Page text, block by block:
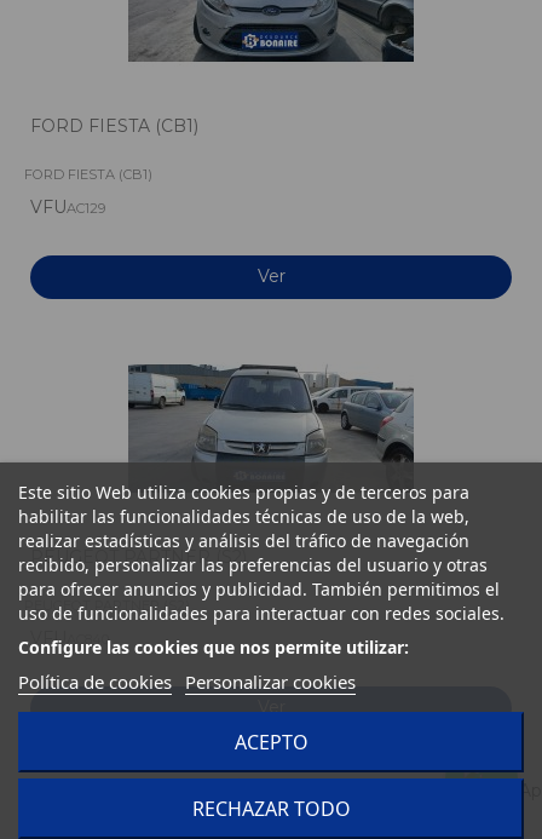
FORD FIESTA (CB1)
FORD FIESTA (CB1)
VFUAC129
Ver
PEUGEOT PARTNER (S2)
PEUGEOT PARTNER (S2)
VFU AC840
Ver
Este sitio Web utiliza cookies propias y de terceros para
habilitar las funcionalidades técnicas de uso de la web,
realizar estadísticas y análisis del tráfico de navegación
recibido, personalizar las preferencias del usuario y otras
para ofrecer anuncios y publicidad. También permitimos el
uso de funcionalidades para interactuar con redes sociales.
Configure las cookies que nos permite utilizar:
Política de cookies Personalizar cookies
RECHAZAR TODO
ACEPTO